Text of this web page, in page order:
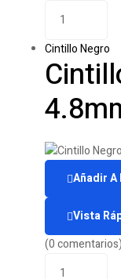
Cintillo Negro
Añadir A
Vista
(0 comentarios)